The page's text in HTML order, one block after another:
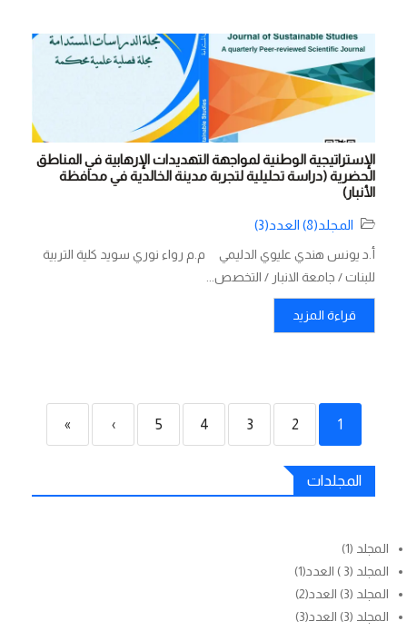
الإستراتيجية الوطنية لمواجهة التهديدات الإرهابية في المناطق
الحضرية (دراسة تحليلية لتجربة مدينة الخالدية في محافظة
الأنبار)
المجلد(8) العدد(3)
أ.د يونس هندي عليوي الدليمي م.م رواء نوري سويد كلية التربية
للبنات / جامعة الانبار / التخصص...
قراءة المزيد
1
2
3
4
5
›
»
المجلدات
المجلد (1)
المجلد (3 ) العدد(1)
المجلد (3) العدد(2)
المجلد (3) العدد(3)